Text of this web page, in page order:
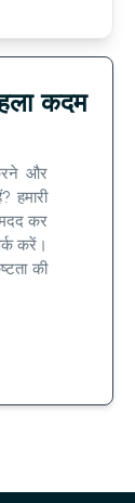
कदम
और
हमारी
कर
करें।
की